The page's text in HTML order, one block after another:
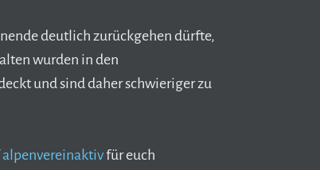
deutlich zurückgehen dürfte,
wurden in den
und sind daher schwieriger zu
alpenvereinaktivfür euch